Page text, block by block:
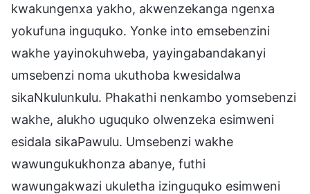
kwakungenxa yakho, akwenzekanga ngenxa
yokufuna inguquko. Yonke into emsebenzini
wakhe yayinokuhweba, yayingabandakanyi
umsebenzi noma ukuthoba kwesidalwa
sikaNkulunkulu. Phakathi nenkambo yomsebenzi
wakhe, alukho uguquko olwenzeka esimweni
esidala sikaPawulu. Umsebenzi wakhe
wawungukukhonza abanye, futhi
wawungakwazi ukuletha izinguquko esimweni